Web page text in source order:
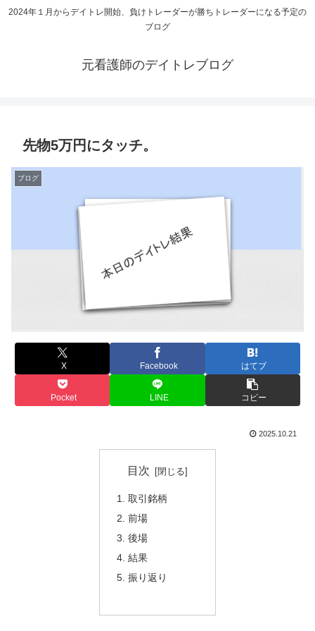
2024年１月からデイトレ開始、負けトレーダーが勝ちトレーダーになる予定の
ブログ
元看護師のデイトレブログ
先物5万円にタッチ。
ブログ
X Facebook はてブ
Pocket LINE コピー
2025.10.21
目次
取引銘柄
前場
後場
結果
振り返り